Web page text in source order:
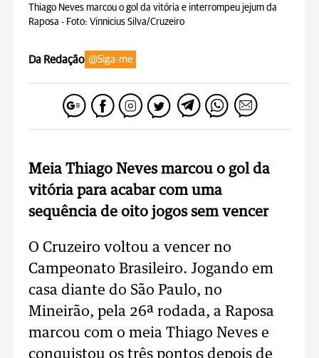
Thiago Neves marcou o gol da vitória e interrompeu jejum da
Raposa - Foto: Vinnicius Silva/Cruzeiro
Da Redação @Siga-me
Meia Thiago Neves marcou o gol da
vitória para acabar com uma
sequência de oito jogos sem vencer
O Cruzeiro voltou a vencer no
Campeonato Brasileiro. Jogando em
casa diante do São Paulo, no
Mineirão, pela 26ª rodada, a Raposa
marcou com o meia Thiago Neves e
conquistou os três pontos depois de